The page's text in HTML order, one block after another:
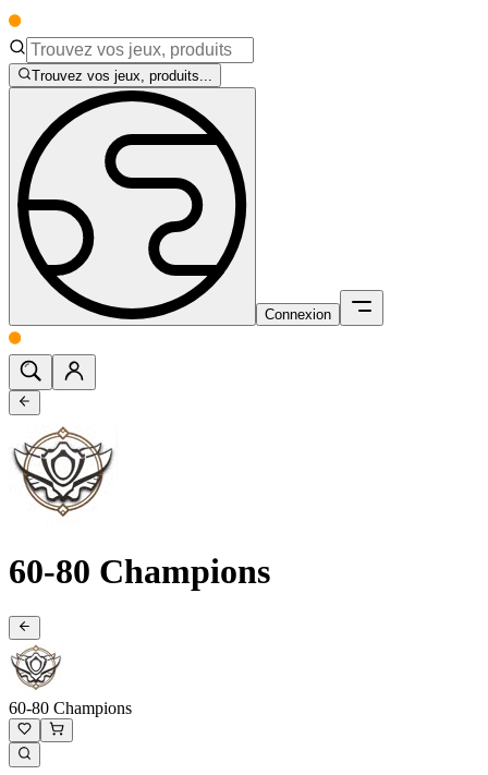
Trouvez vos jeux, produits...
Connexion
60-80 Champions
60-80 Champions